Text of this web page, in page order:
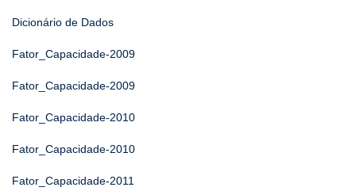
Dicionário de Dados
Fator_Capacidade-2009
Fator_Capacidade-2009
Fator_Capacidade-2010
Fator_Capacidade-2010
Fator_Capacidade-2011